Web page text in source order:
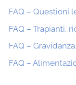
FAQ – Questioni
FAQ – Trapianti,
FAQ –
FAQ –